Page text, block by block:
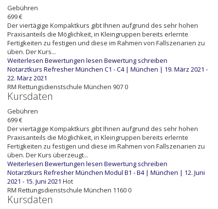
Gebühren
699 €
Der viertägige Kompaktkurs gibt Ihnen aufgrund des sehr hohen
Praxisanteils die Möglichkeit, in Kleingruppen bereits erlernte
Fertigkeiten zu festigen und diese im Rahmen von Fallszenarien zu
üben. Der Kurs...
Weiterlesen Bewertungen lesen Bewertung schreiben
Notarztkurs Refresher München C1 - C4 | München | 19. März 2021 -
22. März 2021
RM Rettungsdienstschule München 9070
Kursdaten
Gebühren
699 €
Der viertägige Kompaktkurs gibt Ihnen aufgrund des sehr hohen
Praxisanteils die Möglichkeit, in Kleingruppen bereits erlernte
Fertigkeiten zu festigen und diese im Rahmen von Fallszenarien zu
üben. Der Kurs überzeugt...
Weiterlesen Bewertungen lesen Bewertung schreiben
Notarztkurs Refresher München Modul B1 - B4 | München | 12. Juni
2021 - 15. Juni 2021 Hot
RM Rettungsdienstschule München 11600
Kursdaten